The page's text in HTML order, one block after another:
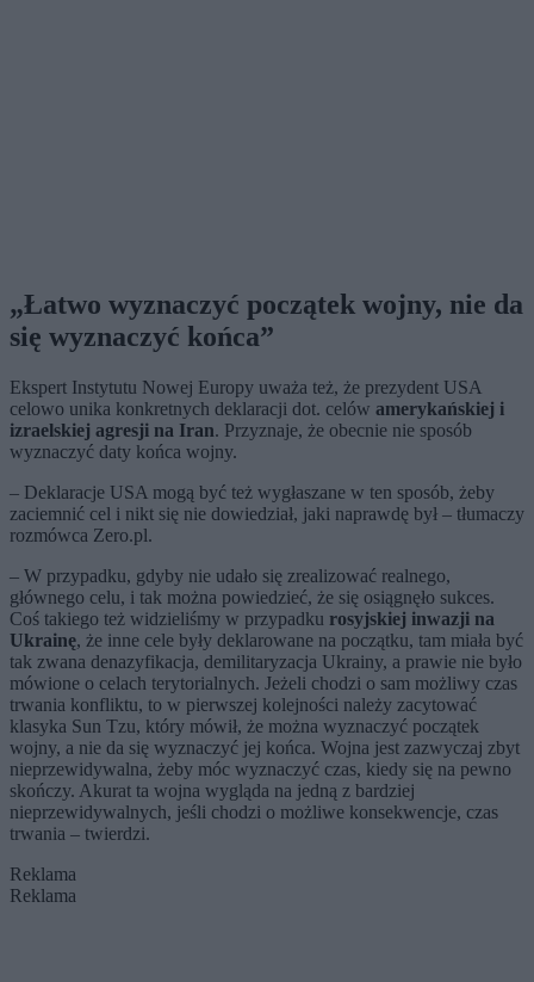
„Łatwo wyznaczyć początek wojny, nie da
się wyznaczyć końca”
Ekspert Instytutu Nowej Europy uważa też, że prezydent USA
celowo unika konkretnych deklaracji dot. celów amerykańskiej i
izraelskiej agresji na Iran. Przyznaje, że obecnie nie sposób
wyznaczyć daty końca wojny.
– Deklaracje USA mogą być też wygłaszane w ten sposób, żeby
zaciemnić cel i nikt się nie dowiedział, jaki naprawdę był – tłumaczy
rozmówca Zero.pl.
– W przypadku, gdyby nie udało się zrealizować realnego,
głównego celu, i tak można powiedzieć, że się osiągnęło sukces.
Coś takiego też widzieliśmy w przypadku rosyjskiej inwazji na
Ukrainę, że inne cele były deklarowane na początku, tam miała być
tak zwana denazyfikacja, demilitaryzacja Ukrainy, a prawie nie było
mówione o celach terytorialnych. Jeżeli chodzi o sam możliwy czas
trwania konfliktu, to w pierwszej kolejności należy zacytować
klasyka Sun Tzu, który mówił, że można wyznaczyć początek
wojny, a nie da się wyznaczyć jej końca. Wojna jest zazwyczaj zbyt
nieprzewidywalna, żeby móc wyznaczyć czas, kiedy się na pewno
skończy. Akurat ta wojna wygląda na jedną z bardziej
nieprzewidywalnych, jeśli chodzi o możliwe konsekwencje, czas
trwania – twierdzi.
Reklama
Reklama